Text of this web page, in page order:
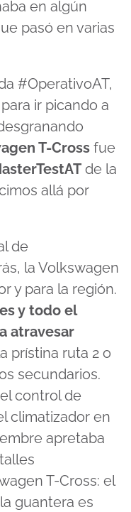
en algún
pasó en varias
#OperativoAT,
ir picando a
T-Cross fue
de la
allá por
de
la Volkswagen
y para la región.
y todo el
atravesar
prístina ruta 2 o
secundarios.
control de
climatizador en
apretaba
T-Cross: el
guantera es